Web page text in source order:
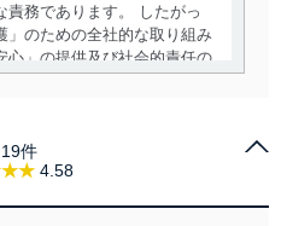
責務であります。 したがっ
」のための全社的な取り組み
心」の提供及び社会的責任の
利用・提供に際して、その利
かつ公正な手段によって取
4.58
19件